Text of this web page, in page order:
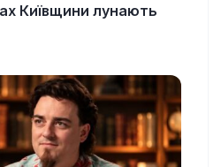
Київщини лунають